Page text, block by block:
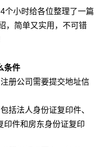
个小时给各位整理了一篇
，简单又实用，不可错
条件
册公司需要提交地址信
括法人身份证复印件、
印件和房东身份证复印